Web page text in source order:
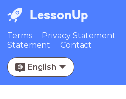
LessonUp
Terms Privacy Statement
Statement
Contact
English